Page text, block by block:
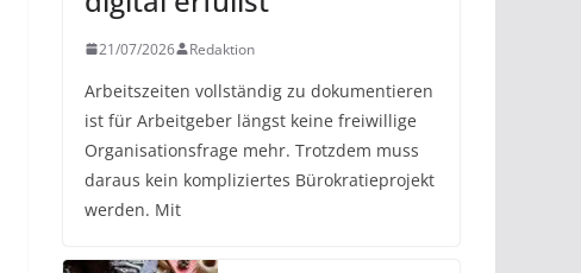
21/07/2026 Redaktion
Arbeitszeiten vollständig zu dokumentieren
ist für Arbeitgeber längst keine freiwillige
Organisationsfrage mehr. Trotzdem muss
daraus kein kompliziertes Bürokratieprojekt
werden. Mit